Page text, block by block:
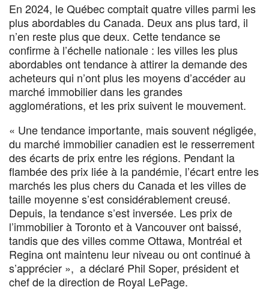
En 2024, le Québec comptait quatre villes parmi les
plus abordables du Canada. Deux ans plus tard, il
n’en reste plus que deux. Cette tendance se
confirme à l’échelle nationale : les villes les plus
abordables ont tendance à attirer la demande des
acheteurs qui n’ont plus les moyens d’accéder au
marché immobilier dans les grandes
agglomérations, et les prix suivent le mouvement.
« Une tendance importante, mais souvent négligée,
du marché immobilier canadien est le resserrement
des écarts de prix entre les régions. Pendant la
flambée des prix liée à la pandémie, l’écart entre les
marchés les plus chers du Canada et les villes de
taille moyenne s’est considérablement creusé.
Depuis, la tendance s’est inversée. Les prix de
l’immobilier à Toronto et à Vancouver ont baissé,
tandis que des villes comme Ottawa, Montréal et
Regina ont maintenu leur niveau ou ont continué à
s’apprécier », a déclaré Phil Soper, président et
chef de la direction de Royal LePage.